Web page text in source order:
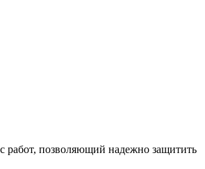
работ, позволяющий надежно защитить